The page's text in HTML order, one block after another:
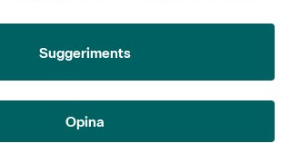
Suggeriments
Opina